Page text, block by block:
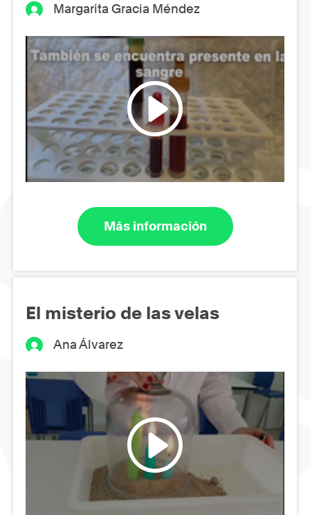
Margarita Gracia Méndez
Más información
El misterio de las velas
Ana Álvarez